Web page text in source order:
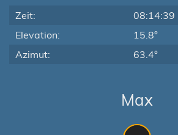
Zeit:
08:14:39
Elevation:
15.8°
Azimut:
63.4°
Max